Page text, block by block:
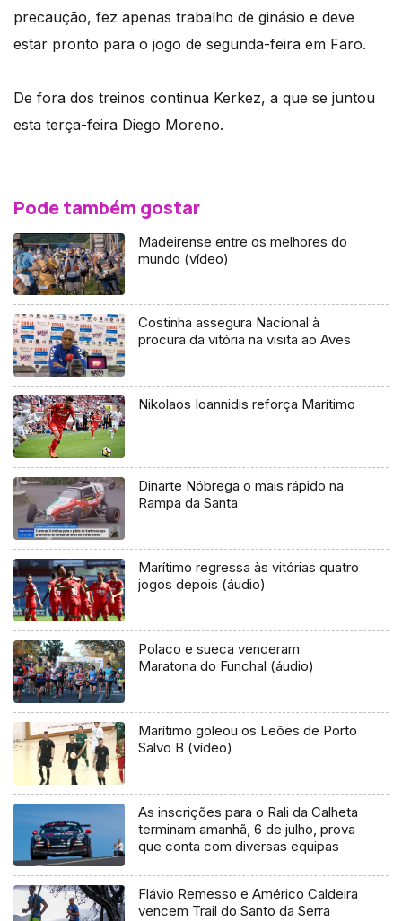
precaução, fez apenas trabalho de ginásio e deve
estar pronto para o jogo de segunda-feira em Faro.
De fora dos treinos continua Kerkez, a que se juntou
esta terça-feira Diego Moreno.
Pode também gostar
Madeirense entre os melhores do
mundo (vídeo)
Costinha assegura Nacional à
procura da vitória na visita ao Aves
Nikolaos Ioannidis reforça Marítimo
Dinarte Nóbrega o mais rápido na
Rampa da Santa
Marítimo regressa às vitórias quatro
jogos depois (áudio)
Polaco e sueca venceram
Maratona do Funchal (áudio)
Marítimo goleou os Leões de Porto
Salvo B (vídeo)
As inscrições para o Rali da Calheta
terminam amanhã, 6 de julho, prova
que conta com diversas equipas
Flávio Remesso e Américo Caldeira
vencem Trail do Santo da Serra